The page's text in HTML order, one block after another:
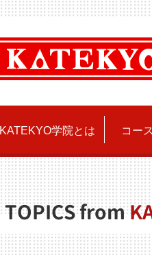
KATEKYO学院とは コー
TOPICS from